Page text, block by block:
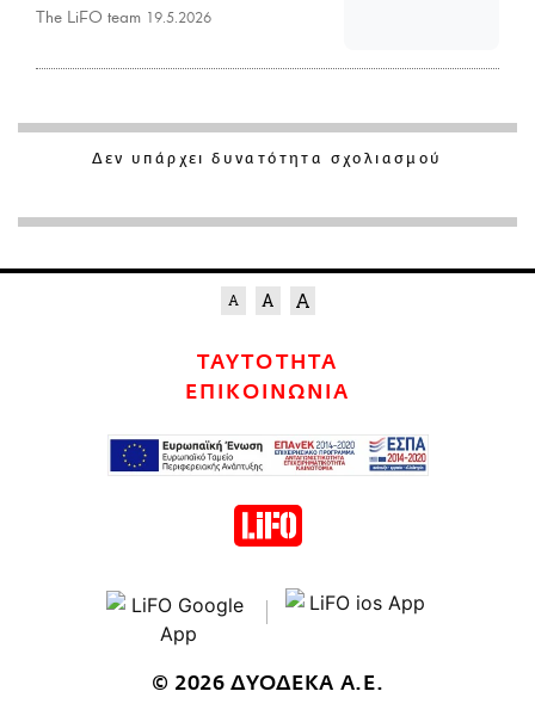
The LiFO team 19.5.2026
Δεν υπάρχει δυνατότητα σχολιασμού
ΤΑΥΤΟΤΗΤΑ
ΕΠΙΚΟΙΝΩΝΙΑ
© 2026 ΔΥΟΔΕΚΑ Α.Ε.